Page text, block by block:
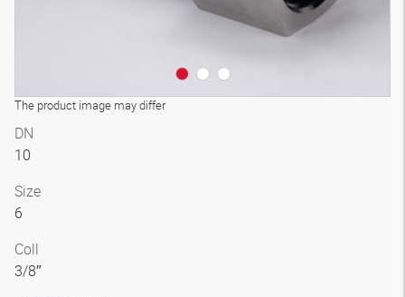
The product image may differ
DN
10
Size
6
Coll
3/8″